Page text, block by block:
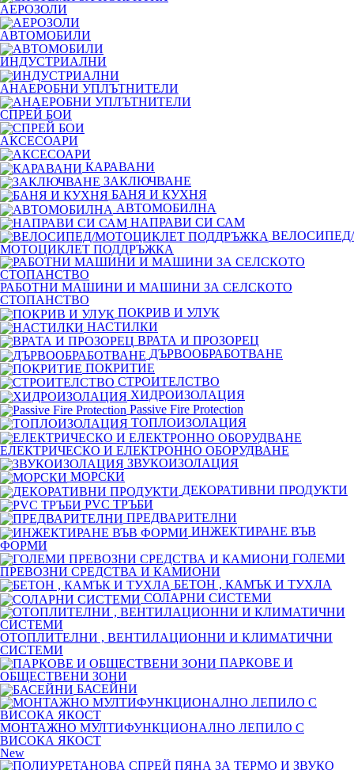
АЕРОЗОЛИ
АВТОМОБИЛИ
ИНДУСТРИАЛНИ
АНАЕРОБНИ УПЛЪТНИТЕЛИ
СПРЕЙ БОИ
АКСЕСОАРИ
КАРАВАНИ
ЗАКЛЮЧВАНЕ
БАНЯ И КУХНЯ
АВТОМОБИЛНА
НАПРАВИ СИ САМ
ВЕЛОСИПЕД/
МОТОЦИКЛЕТ ПОДДРЪЖКА
РАБОТНИ МАШИНИ И МАШИНИ ЗА СЕЛСКОТО
СТОПАНСТВО
ПОКРИВ И УЛУК
НАСТИЛКИ
ВРАТА И ПРОЗОРЕЦ
ДЪРВООБРАБОТВАНЕ
ПОКРИТИЕ
СТРОИТЕЛСТВО
ХИДРОИЗОЛАЦИЯ
Passive Fire Protection
ТОПЛОИЗОЛАЦИЯ
ЕЛЕКТРИЧЕСКО И ЕЛЕКТРОННО ОБОРУДВАНЕ
ЗВУКОИЗОЛАЦИЯ
МОРСКИ
ДЕКОРАТИВНИ ПРОДУКТИ
PVC ТРЪБИ
ПРЕДВАРИТЕЛНИ
ИНЖЕКТИРАНЕ ВЪВ
ФОРМИ
ГОЛЕМИ
ПРЕВОЗНИ СРЕДСТВА И КАМИОНИ
БЕТОН , КАМЪК И ТУХЛА
СОЛАРНИ СИСТЕМИ
ОТОПЛИТЕЛНИ , ВЕНТИЛАЦИОННИ И КЛИМАТИЧНИ
СИСТЕМИ
ПАРКОВЕ И
ОБЩЕСТВЕНИ ЗОНИ
БАСЕЙНИ
МОНТАЖНО МУЛТИФУНКЦИОНАЛНО ЛЕПИЛО С
ВИСОКА ЯКОСТ
New